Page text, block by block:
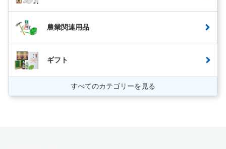
農業関連用品
ギフト
すべてのカテゴリーを見る